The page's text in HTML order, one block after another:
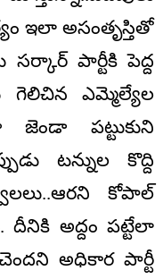
ఇలా అసంతృస్తితో
స‌ర్కార్ పార్టీకి పెద్ద
గెలిచిన ఎమ్మెల్యేల
ప‌ట్టుకుని
ట‌న్నుల కొద్ది
కోపాల్
అద్దం ప‌ట్టేలా
అధికార పార్టీ